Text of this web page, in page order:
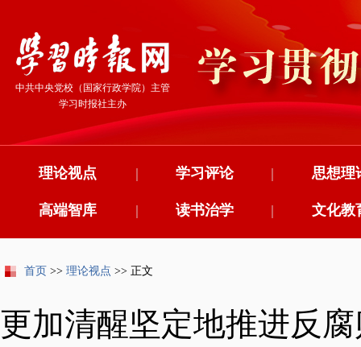
中共中央党校（国家行政学院）主管
学习时报社主办
理论视点 学习评论
| 思想理
|
高端智库 读书治学
| 文化教
|
首页 >> 理论视点 >> 正文
更加清醒坚定地推进反